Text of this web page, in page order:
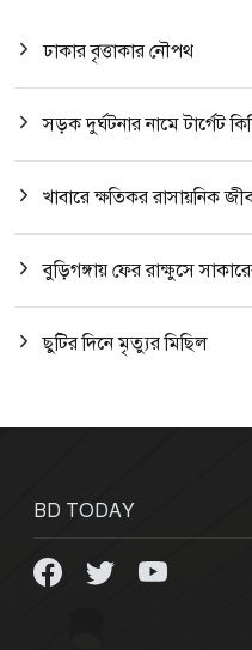
ঢাকার বৃত্তাকার নৌপথ
সড়ক দুর্ঘটনার নামে টার্গেট
খাবারে ক্ষতিকর রাসায়নিক
বুড়িগঙ্গায় ফের রাক্ষুসে
ছুটির দিনে মৃত্যুর মিছিল
BD TODAY